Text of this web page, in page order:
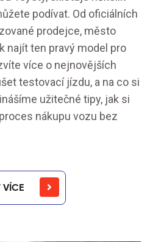
podívat. Od oficiálních
prodejce, město
najít ten pravý model pro
více o nejnovějších
testovací jízdu, a na co si
užitečné tipy, jak si
nákupu vozu bez
VÍCE